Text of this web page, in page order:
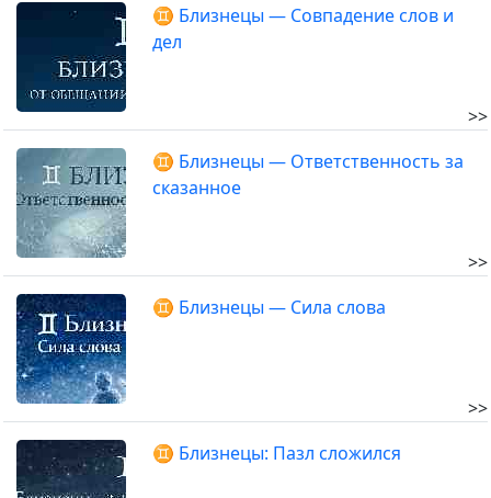
♊ Близнецы — Совпадение слов и
дел
>>
♊️ Близнецы — Ответственность за
сказанное
>>
♊️ Близнецы — Сила слова
>>
♊ Близнецы: Пазл сложился